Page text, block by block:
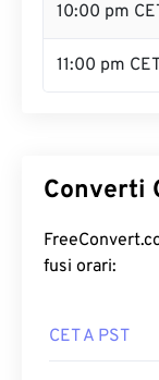
10:00 pm
11:00 pm
Converti
fusi orari:
CET A PST